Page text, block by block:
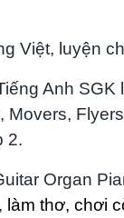
Việt, luyện
Anh SGK
Movers,
2.
Organ
làm thơ, chơi